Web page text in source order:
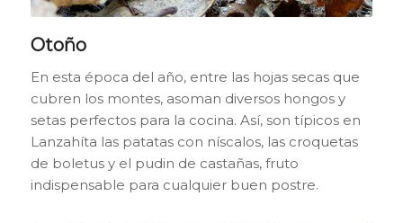
Otoño
En esta época del año, entre las hojas secas que
cubren los montes, asoman diversos hongos y
setas perfectos para la cocina. Así, son típicos en
Lanzahíta las patatas con níscalos, las croquetas
de boletusy el pudin de castañas, fruto
indispensable para cualquier buen postre.